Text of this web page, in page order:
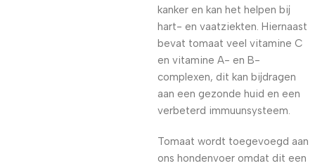
kanker en kan het helpen bij
hart- en vaatziekten. Hiernaast
bevat tomaat veel vitamine C
en vitamine A- en B-
complexen, dit kan bijdragen
aan een gezonde huid en een
verbeterd immuunsysteem.
Tomaat wordt toegevoegd aan
ons hondenvoer omdat dit een